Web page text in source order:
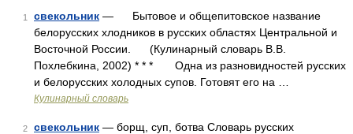
1 свекольник — Бытовое и общепитовское название
белорусских хлодников в русских областях Центральной и
Восточной России. (Кулинарный словарь В.В.
Похлебкина, 2002) * * * Одна из разновидностей русских
и белорусских холодных супов. Готовят его на …
Кулинарный словарь
2 свекольник — борщ, суп, ботва Словарь русских